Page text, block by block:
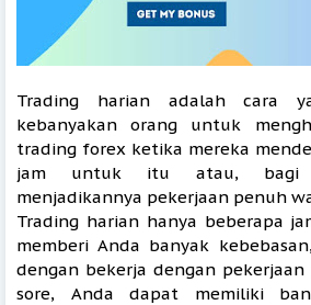
Trading harian adalah cara
kebanyakan orang untuk
trading forex ketika mereka
jam untuk itu atau, bagi
menjadikannya pekerjaan penuh
Trading harian hanya beberapa
memberi Anda banyak
dengan bekerja dengan
sore, Anda dapat memiliki